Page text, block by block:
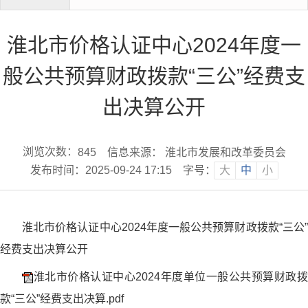
淮北市价格认证中心2024年度一
般公共预算财政拨款“三公”经费支
出决算公开
浏览次数： 845
信息来源： 淮北市发展和改革委员会
发布时间：2025-09-24 17:15
字号： 大 中 小
淮北市价格认证中心2024年度一般公共预算财政拨款“三公”
经费支出决算公开
淮北市价格认证中心2024年度单位一般公共预算财政拨
款“三公”经费支出决算.pdf